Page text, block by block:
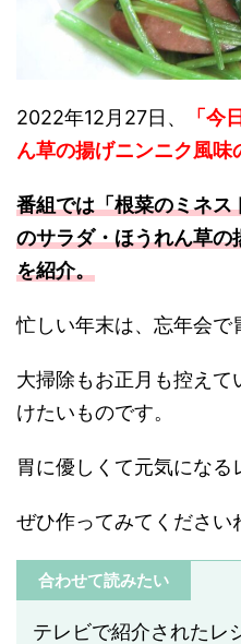
2022年12月27日、
「今
ん草の揚げニンニク風味
番組では「根菜のミネ
のサラダ・ほうれん草
を紹介。
忙しい年末は、忘年会で
大掃除もお正月も控え
けたいものです。
胃に優しくて元気になる
ぜひ作ってみてください
合わせて読みたい
テレビで紹介されたレ